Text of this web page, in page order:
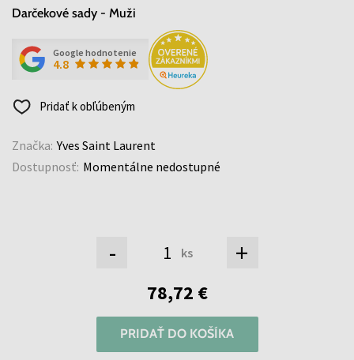
Darčekové sady - Muži
Google hodnotenie
4.8
Pridať k obľúbeným
Značka: Yves Saint Laurent
Dostupnosť: Momentálne nedostupné
- ks +
78,72 €
PRIDAŤ DO KOŠÍKA